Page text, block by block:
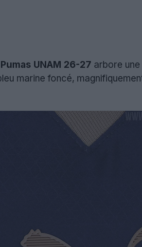
UNAM 26-27 arbore
marine foncé,